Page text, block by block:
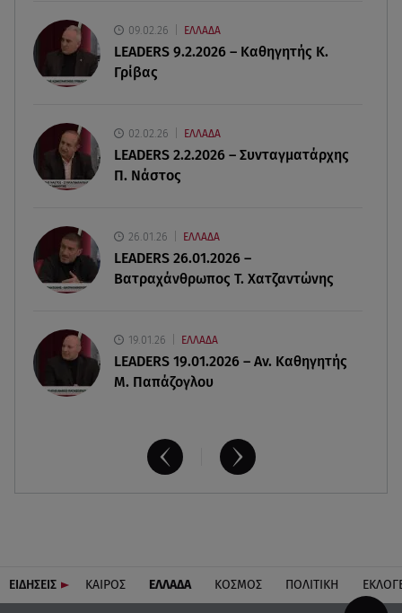
10.08.26 , 10:18
Πάρος: «Ήμουν πάντα πάνω από την πισίνα» - Τι
ισχυρίζεται ο ιδιοκτήτης
Γυμναστική για τόνωση πριν την παραλία! Full
body workout!
Ξεκινά η μαζική παραγωγή της νέας BMW i3
09.02.26 ΕΛΛΑΔΑ
LEADERS 9.2.2026 – Καθηγητής Κ.
Γρίβας
02.02.26 ΕΛΛΑΔΑ
LEADERS 2.2.2026 – Συνταγματάρχης
Π. Νάστος
26.01.26 ΕΛΛΑΔΑ
LEADERS 26.01.2026 –
Βατραχάνθρωπος Τ. Χατζαντώνης
19.01.26 ΕΛΛΑΔΑ
LEADERS 19.01.2026 – Αν. Καθηγητής
Μ. Παπάζογλου
ΕΙΔΗΣΕΙΣ ΚΑΙΡΟΣ ΕΛΛΑΔΑ ΚΟΣΜΟΣ ΠΟΛΙΤΙΚΗ